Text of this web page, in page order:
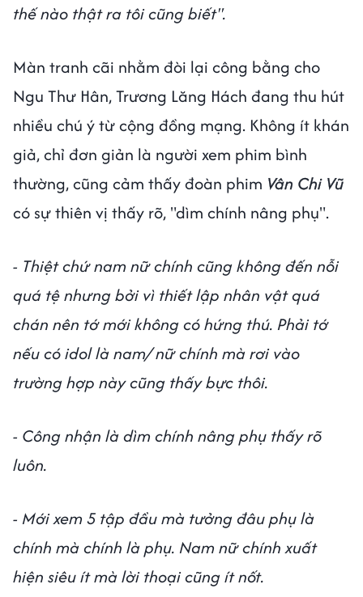
thế nào thật ra tôi cũng biết".
Màn tranh cãi nhằm đòi lại công bằng cho
Ngu Thư Hân, Trương Lăng Hách đang thu hút
nhiều chú ý từ cộng đồng mạng. Không ít khán
giả, chỉ đơn giản là người xem phim bình
thường, cũng cảm thấy đoàn phim Vân Chi Vũ
có sự thiên vị thấy rõ, "dìm chính nâng phụ".
- Thiệt chứ nam nữ chính cũng không đến nỗi
quá tệ nhưng bởi vì thiết lập nhân vật quá
chán nên tớ mới không có hứng thú. Phải tớ
nếu có idol là nam/ nữ chính mà rơi vào
trường hợp này cũng thấy bực thôi.
- Công nhận là dìm chính nâng phụ thấy rõ
luôn.
- Mới xem 5 tập đầu mà tưởng đâu phụ là
chính mà chính là phụ. Nam nữ chính xuất
hiện siêu ít mà lời thoại cũng ít nốt.